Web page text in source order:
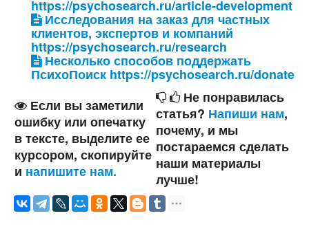
https://psychosearch.ru/article-development
Исследования на заказ для частных
клиентов, экспертов и компаний
https://psychosearch.ru/research
Несколько способов поддержать
ПсихоПоиск https://psychosearch.ru/donate
Если вы заметили
ошибку или опечатку
в тексте, выделите ее
курсором, скопируйте
и напишите нам.
Не понравилась
статья? Напиши нам,
почему, и мы
постараемся сделать
наши материалы
лучше!